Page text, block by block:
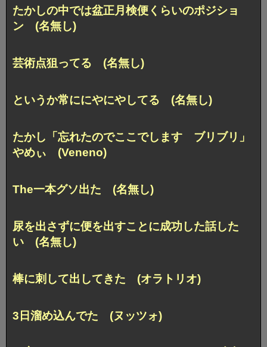
たかしの中では盆正月検便くらいのポジショ
ン (名無し)
芸術点狙ってる (名無し)
というか常ににやにやしてる (名無し)
たかし「忘れたのでここでします ブリブリ」
やめぃ (Veneno)
The一本グソ出た (名無し)
尿を出さずに便を出すことに成功した話した
い (名無し)
棒に刺して出してきた (オラトリオ)
3日溜め込んでた (ヌッツォ)